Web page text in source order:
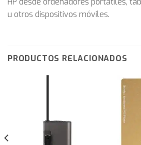
u otros dispositivos móviles.
PRODUCTOS RELACIONADOS